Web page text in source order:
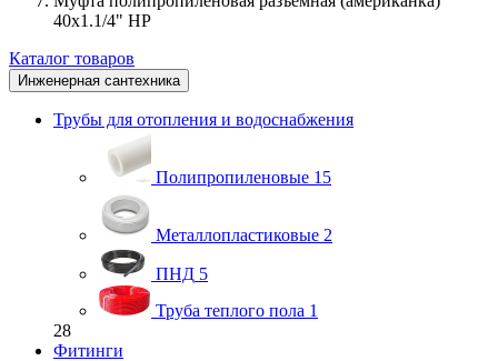
40х1.1/4" НР
Каталог товаров
Инженерная сантехника
Трубы для отопления и водоснабжения
Полипропиленовые 15
Металлопластиковые 2
ПНД 5
Труба теплого пола 1
28
Фитинги